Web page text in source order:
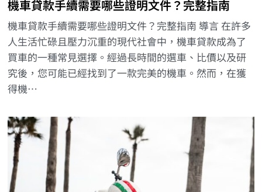
機車貸款手續需要哪些證明文件？完整指南
機車貸款手續需要哪些證明文件？完整指南 導言 在許多
人生活忙碌且壓力沉重的現代社會中，機車貸款成為了
買車的一種常見選擇。經過長時間的選車、比價以及研
究後，您可能已經找到了一款完美的機車。然而，在獲
得機…